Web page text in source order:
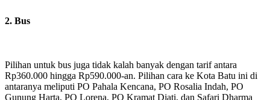
2. Bus
Pilihan untuk bus juga tidak kalah banyak dengan tarif antara
Rp360.000 hingga Rp590.000-an. Pilihan cara ke Kota Batu ini di
antaranya meliputi PO Pahala Kencana, PO Rosalia Indah, PO
Gunung Harta, PO Lorena, PO Kramat Djati, dan Safari Dharma